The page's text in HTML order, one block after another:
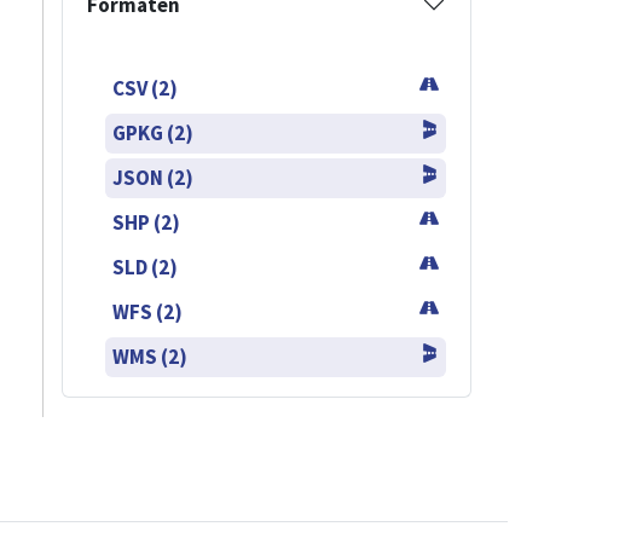
CSV (2)
GPKG (2)
JSON (2)
SHP (2)
SLD (2)
WFS (2)
WMS (2)